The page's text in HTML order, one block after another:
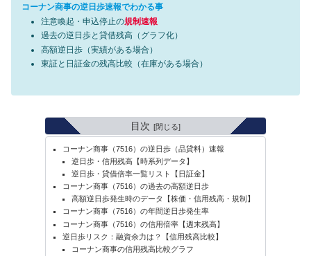
コーナン商事の逆日歩速報でわかる事
注意喚起・申込停止の規制速報
過去の逆日歩と貸借残高（グラフ化）
高額逆日歩（実績がある場合）
東証と日証金の残高比較（在庫がある場合）
目次
コーナン商事（7516）の逆日歩（品貸料）速報
逆日歩・信用残高【時系列データ】
逆日歩・貸借倍率一覧リスト【日証金】
コーナン商事（7516）の過去の高額逆日歩
高額逆日歩発生時のデータ【株価・信用残高・規制】
コーナン商事（7516）の年間逆日歩発生率
コーナン商事（7516）の信用倍率【週末残高】
逆日歩リスク：融資余力は？【信用残高比較】
コーナン商事の信用残高比較グラフ